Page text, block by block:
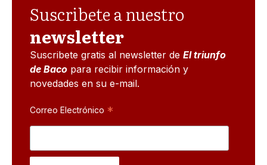
Suscribete a nuestro
newsletter
Suscribete gratis al newsletter de El triunfo
de Baco para recibir información y
novedades en su e-mail.
Correo Electrónico *